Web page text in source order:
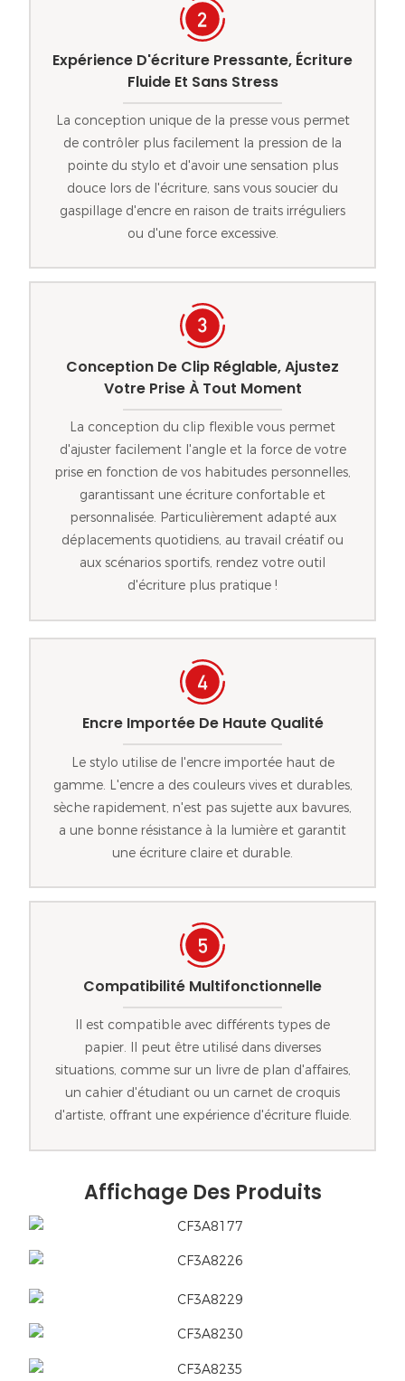
Expérience D'écriture Pressante, Écriture
Fluide Et Sans Stress
La conception unique de la presse vous permet
de contrôler plus facilement la pression de la
pointe du stylo et d'avoir une sensation plus
douce lors de l'écriture, sans vous soucier du
gaspillage d'encre en raison de traits irréguliers
ou d'une force excessive.
Conception De Clip Réglable, Ajustez
Votre Prise À Tout Moment
La conception du clip flexible vous permet
d'ajuster facilement l'angle et la force de votre
prise en fonction de vos habitudes personnelles,
garantissant une écriture confortable et
personnalisée. Particulièrement adapté aux
déplacements quotidiens, au travail créatif ou
aux scénarios sportifs, rendez votre outil
d'écriture plus pratique !
Encre Importée De Haute Qualité
Le stylo utilise de l'encre importée haut de
gamme. L'encre a des couleurs vives et durables,
sèche rapidement, n'est pas sujette aux bavures,
a une bonne résistance à la lumière et garantit
une écriture claire et durable.
Compatibilité Multifonctionnelle
Il est compatible avec différents types de
papier. Il peut être utilisé dans diverses
situations, comme sur un livre de plan d'affaires,
un cahier d'étudiant ou un carnet de croquis
d'artiste, offrant une expérience d'écriture fluide.
Affichage Des Produits